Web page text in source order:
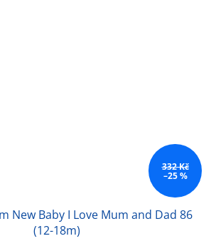
332 Kč
–25 %
New Baby I Love Mum and Dad 86
(12-18m)